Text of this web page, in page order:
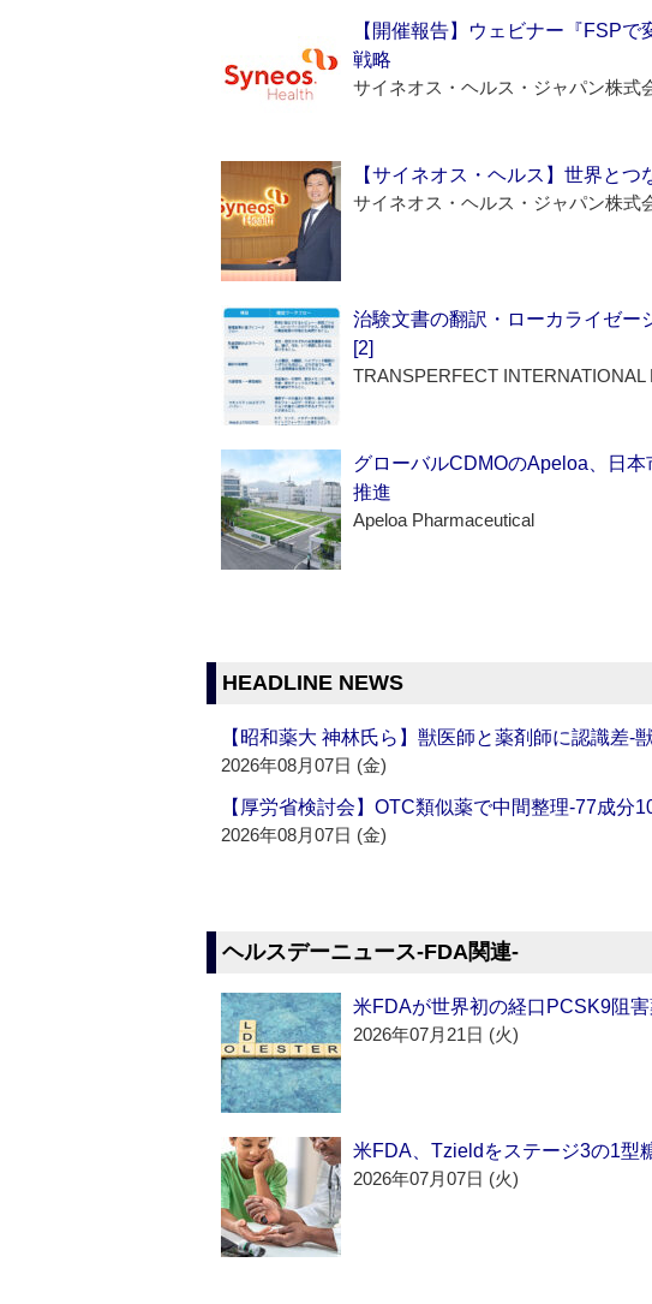
【開催報告】ウェビナー『FSP
戦略
サイネオス・ヘルス・ジャパン株式
【サイネオス・ヘルス】世界と
サイネオス・ヘルス・ジャパン株式
治験文書の翻訳・ローカライゼー
[2]
TRANSPERFECT INTERNATIONAL
グローバルCDMOのApeloa、日
推進
Apeloa Pharmaceutical
HEADLINE NEWS
【昭和薬大 神林氏ら】獣医師と薬剤師に認識差‐
2026年08月07日 (金)
【厚労省検討会】OTC類似薬で中間整理‐77成分
2026年08月07日 (金)
ヘルスデーニュース‐FDA関連‐
米FDAが世界初の経口PCSK9阻
2026年07月21日 (火)
米FDA、Tzieldをステージ3の1型
2026年07月07日 (火)